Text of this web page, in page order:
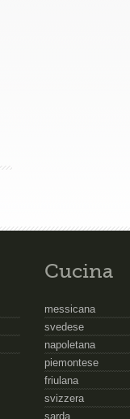
Cucina
messicana
svedese
napoletana
piemontese
friulana
svizzera
sarda